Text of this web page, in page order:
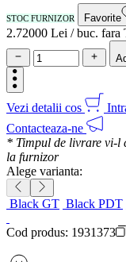
STOC FURNIZOR Favorite
2.72000 Lei / buc. fara
Vezi detalii cos
Contacteaza-ne
* Timpul de livrare vi-l
la furnizor
Alege varianta:
Black GT Black PDT
Cod produs: 1931373